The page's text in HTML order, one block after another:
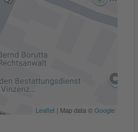
Leaflet | Map data ©Google